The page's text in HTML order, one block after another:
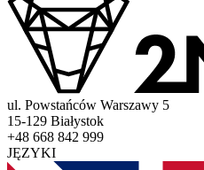
ul. Powstańców Warszawy 5
15-129 Białystok
+48 668 842 999
JĘZYKI